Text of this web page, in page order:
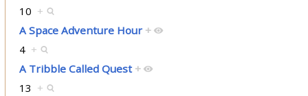
10 +
A Space Adventure Hour +
4 +
A Tribble Called Quest +
13 +